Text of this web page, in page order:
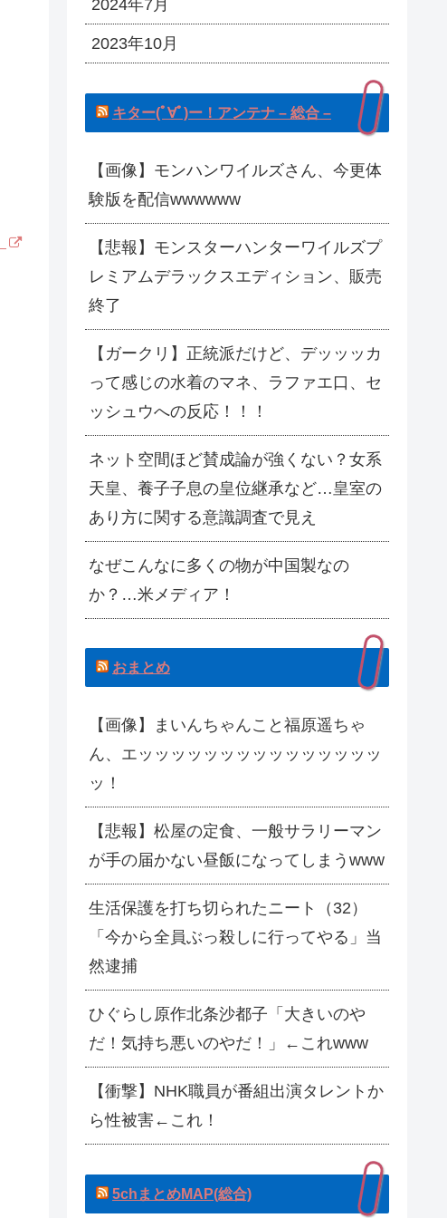
2024年7月
2023年10月
キター(ﾟ∀ﾟ)ー！アンテナ – 総合 –
【画像】モンハンワイルズさん、今更体
験版を配信wwwwww
【悲報】モンスターハンターワイルズプ
レミアムデラックスエディション、販売
終了
【ガークリ】正統派だけど、デッッッカ
って感じの水着のマネ、ラファエ口、セ
ッシュウへの反応！！！
ネット空間ほど賛成論が強くない？女系
天皇、養子子息の皇位継承など…皇室の
あり方に関する意識調査で見え
なぜこんなに多くの物が中国製なの
か？…米メディア！
おまとめ
【画像】まいんちゃんこと福原遥ちゃ
ん、エッッッッッッッッッッッッッッッ
ッ！
【悲報】松屋の定食、一般サラリーマン
が手の届かない昼飯になってしまうwww
生活保護を打ち切られたニート（32）
「今から全員ぶっ殺しに行ってやる」当
然逮捕
ひぐらし原作北条沙都子「大きいのや
だ！気持ち悪いのやだ！」←これwww
【衝撃】NHK職員が番組出演タレントか
ら性被害←これ！
5chまとめMAP(総合)